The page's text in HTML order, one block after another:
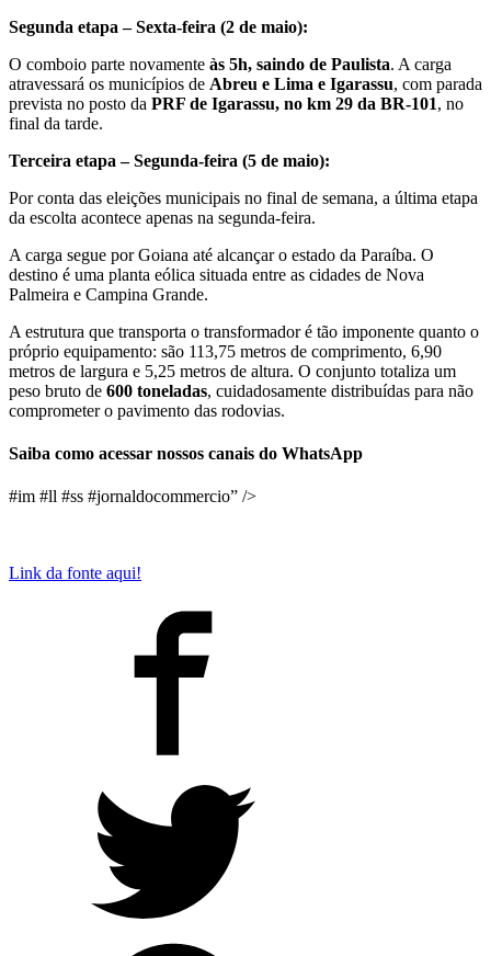
Segunda etapa – Sexta-feira (2 de maio):
O comboio parte novamente às 5h, saindo de Paulista. A carga
atravessará os municípios de Abreu e Lima e Igarassu, com parada
prevista no posto da PRF de Igarassu, no km 29 da BR-101, no
final da tarde.
Terceira etapa – Segunda-feira (5 de maio):
Por conta das eleições municipais no final de semana, a última etapa
da escolta acontece apenas na segunda-feira.
A carga segue por Goiana até alcançar o estado da Paraíba. O
destino é uma planta eólica situada entre as cidades de Nova
Palmeira e Campina Grande.
A estrutura que transporta o transformador é tão imponente quanto o
próprio equipamento: são 113,75 metros de comprimento, 6,90
metros de largura e 5,25 metros de altura. O conjunto totaliza um
peso bruto de 600 toneladas, cuidadosamente distribuídas para não
comprometer o pavimento das rodovias.
Saiba como acessar nossos canais do WhatsApp
#im #ll #ss #jornaldocommercio” />
Link da fonte aqui!